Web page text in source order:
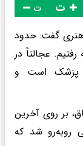
ت
هنری گفت: حدود
عجالتاً در
پزشک است و
بر روی آخرین
روبه‌رو شد که